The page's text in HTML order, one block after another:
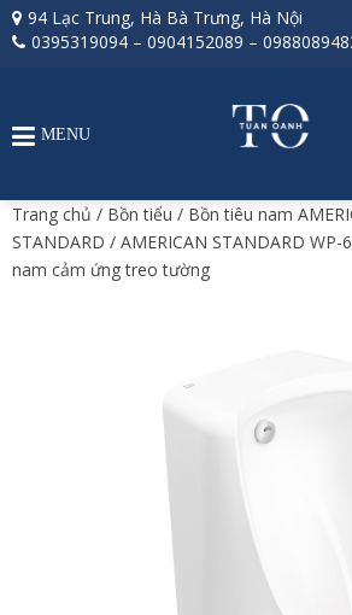
94 Lạc Trung, Hà Bà Trưng, Hà Nội
0395319094 – 0904152089 –
MENU
Trang chủ / Bồn tiểu / Bồn tiêu nam
STANDARD / AMERICAN STANDARD WP-
nam cảm ứng treo tường